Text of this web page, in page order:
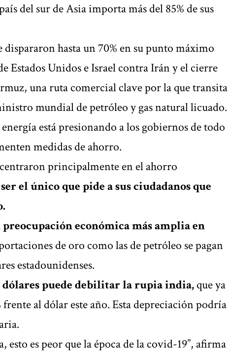
del sur de Asia importa más del 85% de sus
dispararon hasta un 70% en su punto máximo
Estados Unidos e Israel contra Irán y el cierre
una ruta comercial clave por la que transita
mundial de petróleo y gas natural licuado.
está presionando a los gobiernos de todo
medidas de ahorro.
principalmente en el ahorro
el único que pide a sus ciudadanos que
preocupación económica más amplia en
de oro como las de petróleo se pagan
estadounidenses.
dólares puede debilitar la rupia india,que ya
al dólar este año. Esta depreciación podría
esto es peor que la época de la covid-19”, afirma